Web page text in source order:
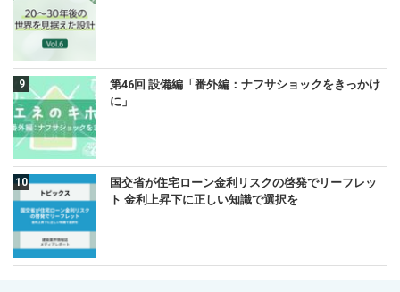
第46回 設備編「番外編：ナフサショックをきっかけ
に」
国交省が住宅ローン金利リスクの啓発でリーフレッ
ト 金利上昇下に正しい知識で選択を